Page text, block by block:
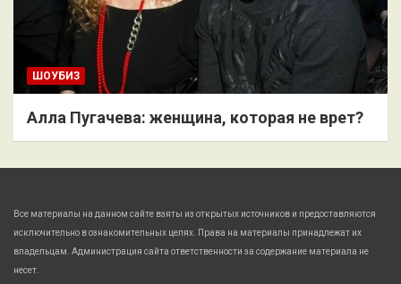
ШОУБИЗ
Алла Пугачева: женщина, которая не врет?
Все материалы на данном сайте взяты из открытых источников и предоставляются
исключительно в ознакомительных целях. Права на материалы принадлежат их
владельцам. Администрация сайта ответственности за содержание материала не
несет.